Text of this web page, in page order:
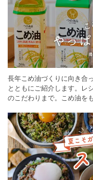
長年こめ油づくりに向き合
とともにご紹介します。レ
のこだわりまで。こめ油を